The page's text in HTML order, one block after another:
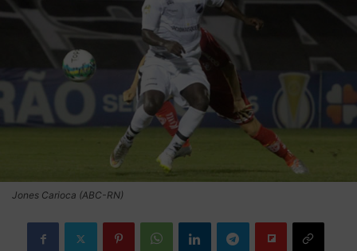
Jones Carioca (ABC-RN)